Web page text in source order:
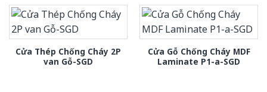
Cửa Thép Chống Cháy 2P
van Gỗ-SGD
Cửa Gỗ Chống Cháy MDF
Laminate P1-a-SGD